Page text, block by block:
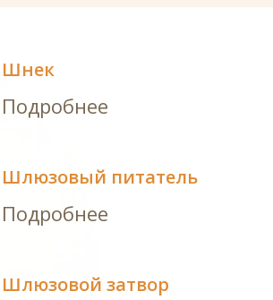
Шнек
Подробнее
Шлюзовый питатель
Подробнее
Шлюзовой затвор